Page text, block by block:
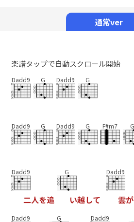
通常ver
楽譜タップで自動スクロール開始
Dadd9 G Dadd9 G
Dadd9 G Dadd9 G F#m7 G
Dadd9
二人を追
G
い越して
Dadd9
雲が
Dadd9 G Dadd9